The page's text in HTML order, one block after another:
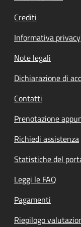
Crediti
Informativa privacy
Note legali
Dichiarazione di
Contatti
Prenotazione
Richiedi assistenza
Statistiche del
Leggi le FAQ
Pagamenti
Riepilogo